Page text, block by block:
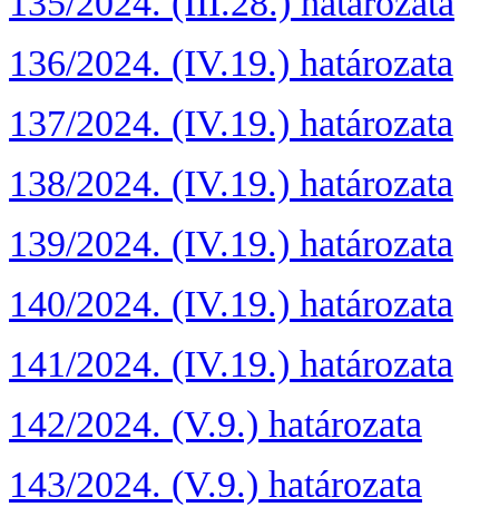
136/2024. (IV.19.) határozata
137/2024. (IV.19.) határozata
138/2024. (IV.19.) határozata
139/2024. (IV.19.) határozata
140/2024. (IV.19.) határozata
141/2024. (IV.19.) határozata
142/2024. (V.9.) határozata
143/2024. (V.9.) határozata